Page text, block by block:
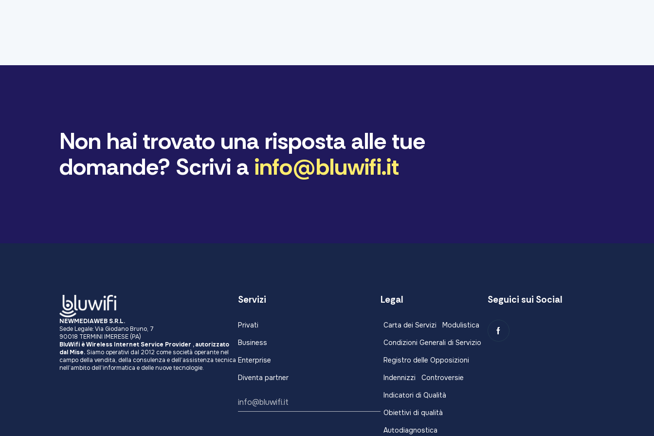
Non hai trovato una risposta alle tue
domande? Scrivi a info@bluwifi.it
NEWMEDIAWEB S.R.L.
Sede Legale: Via Giodano Bruno, 7
90018 TERMINI IMERESE (PA)
BluWifi è Wireless Internet Service Provider , autorizzato
dal Mise.Siamo operativi dal 2012 come società operante nel
campo della vendita, della consulenza e dell’assistenza tecnica
nell’ambito dell’informatica e delle nuove tecnologie.
Servizi
Privati
Business
Enterprise
Diventa partner
info@bluwifi.it
Legal
Carta dei Servizi
Modulistica
Condizioni Generali di Servizio
Registro delle Opposizioni
Indennizzi
Controversie
Indicatori di Qualità
Obiettivi di qualità
Autodiagnostica
Seguici sui Social